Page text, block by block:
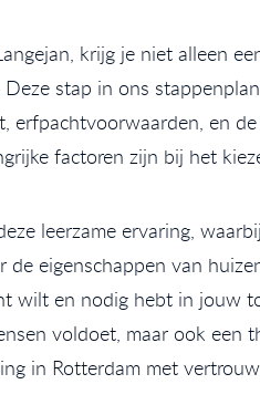
krijg je niet alleen
stap in ons
erfpachtvoorwaarden, en
factoren zijn bij het
leerzame ervaring,
eigenschappen van
wilt en nodig hebt in jouw
voldoet, maar ook een
in Rotterdam met